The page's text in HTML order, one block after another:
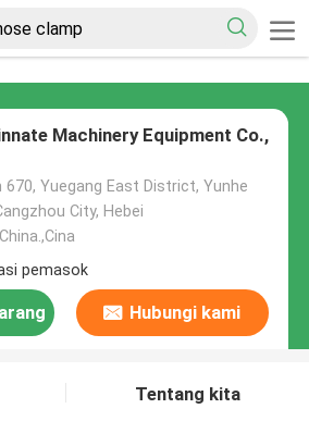
Machinery Equipment Co.,
670, Yuegang East District, Yunhe
City, Hebei
pemasok
Hubungi kami
Tentang kita